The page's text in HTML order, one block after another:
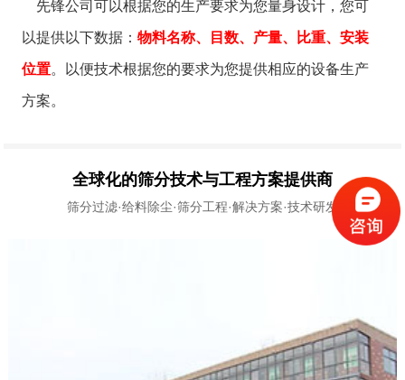
先锋公司可以根据您的生产要求为您量身设计，您可
以提供以下数据：物料名称、目数、产量、比重、安装
位置。以便技术根据您的要求为您提供相应的设备生产
方案。
全球化的筛分技术与工程方案提供商
筛分过滤·给料除尘·筛分工程·解决方案·技术研发